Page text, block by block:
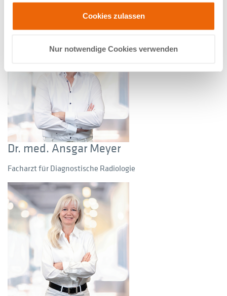
Cookies zulassen
Nur notwendige Cookies verwenden
Facharzt für Radiologie und Neuroradiologie
Dr. med. Ansgar Meyer
Facharzt für Diagnostische Radiologie